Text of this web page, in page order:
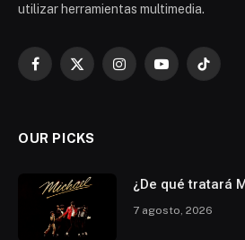
utilizar herramientas multimedia.
Facebook
X
InstagramYouTubeTikTok
OUR PICKS
¿De qué tratará
7 agosto, 2026